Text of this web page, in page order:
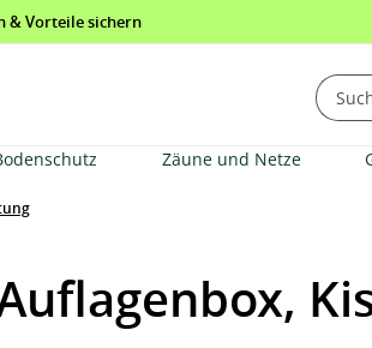
springen
& Vorteile sichern
Zäune und Netze